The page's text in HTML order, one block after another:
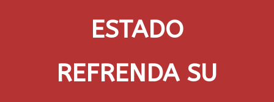
ESTADO
REFRENDA SU